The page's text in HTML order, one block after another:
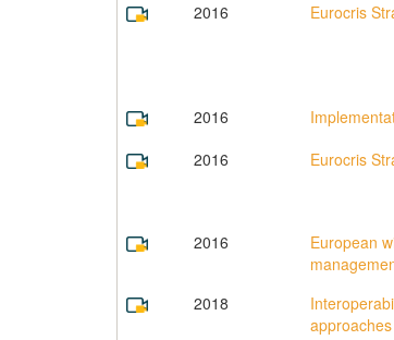
2016
Eurocris
2016
2016
Eurocris
2016
European
2018